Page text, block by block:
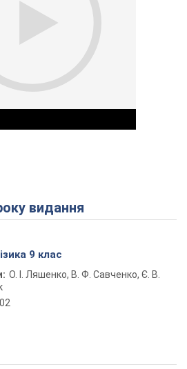
Play Video
видання
9 клас
О. І. Ляшенко, В. Ф. Савченко, Є. В.